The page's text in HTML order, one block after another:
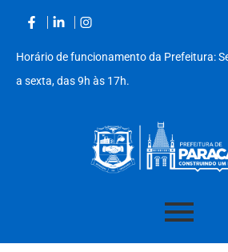
Horário de funcionamento da Prefeitura:
a sexta, das 9h às 17h.
o